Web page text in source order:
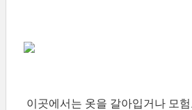
이곳에서는 옷을 갈아입거나 모